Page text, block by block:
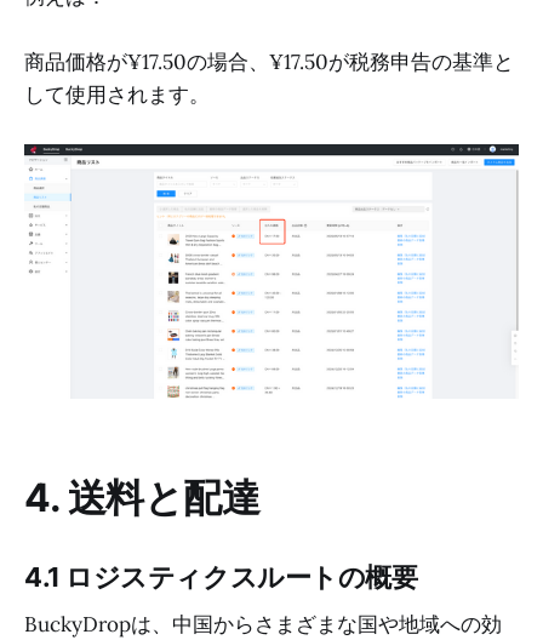
商品価格が¥17.50の場合、¥17.50が税務申告の基準と
して使用されます。
4. 送料と配達
4.1 ロジスティクスルートの概要
BuckyDropは、中国からさまざまな国や地域への効